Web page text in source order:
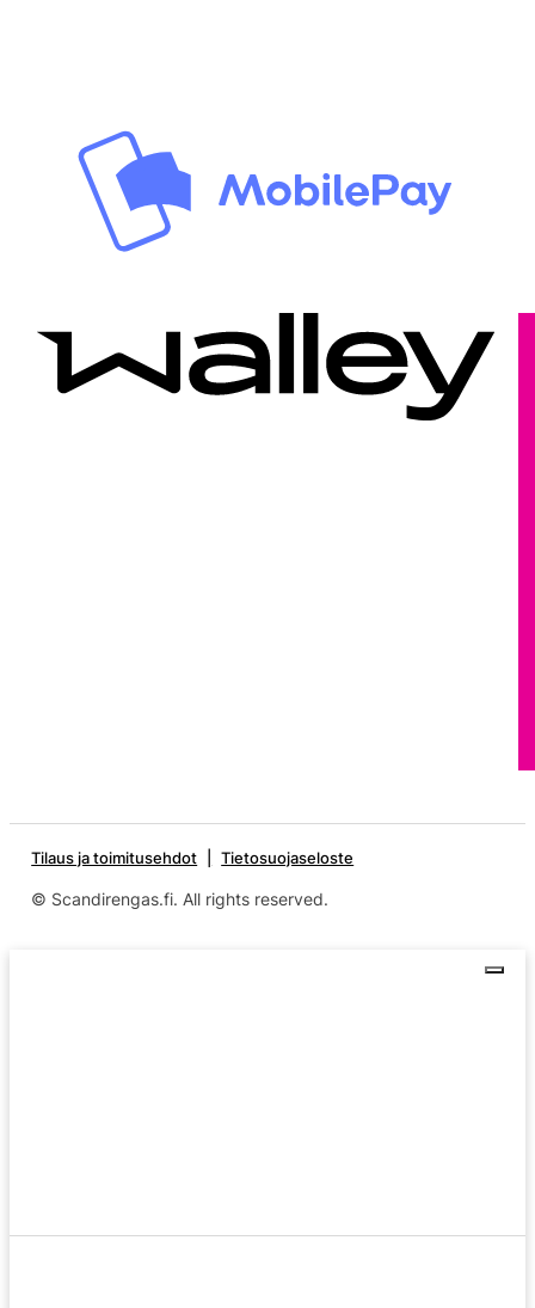
Tilaus ja toimitusehdot Tietosuojaseloste
© Scandirengas.fi. All rights reserved.